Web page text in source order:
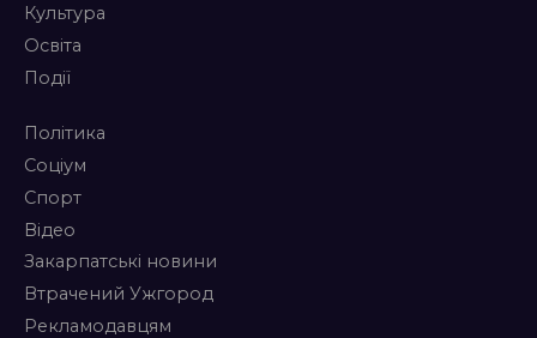
Культура
Освіта
Події
Політика
Соціум
Спорт
Відео
Закарпатські новини
Втрачений Ужгород
Рекламодавцям